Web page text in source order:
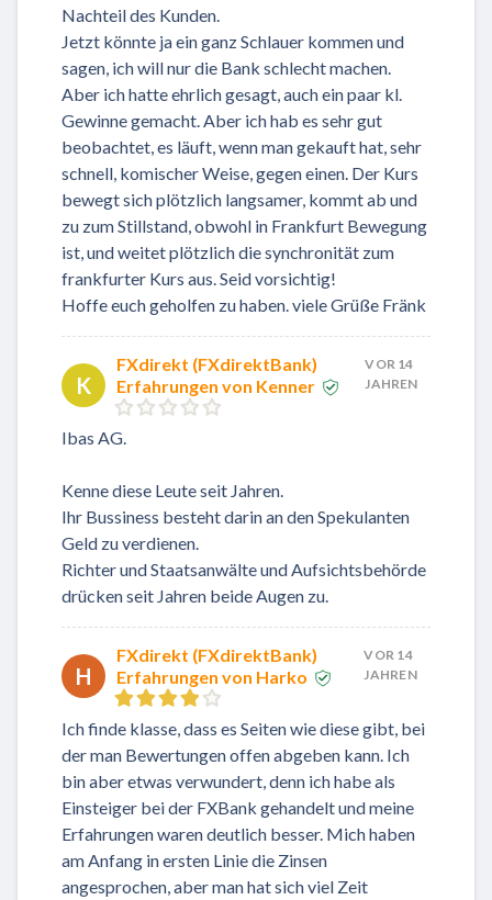
Nachteil des Kunden.
Jetzt könnte ja ein ganz Schlauer kommen und
sagen, ich will nur die Bank schlecht machen.
Aber ich hatte ehrlich gesagt, auch ein paar kl.
Gewinne gemacht. Aber ich hab es sehr gut
beobachtet, es läuft, wenn man gekauft hat, sehr
schnell, komischer Weise, gegen einen. Der Kurs
bewegt sich plötzlich langsamer, kommt ab und
zu zum Stillstand, obwohl in Frankfurt Bewegung
ist, und weitet plötzlich die synchronität zum
frankfurter Kurs aus. Seid vorsichtig!
Hoffe euch geholfen zu haben. viele Grüße Fränk
K
FXdirekt (FXdirektBank)
Erfahrungen von Kenner
VOR 14
JAHREN
Ibas AG.
Kenne diese Leute seit Jahren.
Ihr Bussiness besteht darin an den Spekulanten
Geld zu verdienen.
Richter und Staatsanwälte und Aufsichtsbehörde
drücken seit Jahren beide Augen zu.
H
FXdirekt (FXdirektBank)
Erfahrungen von Harko
VOR 14
JAHREN
Ich finde klasse, dass es Seiten wie diese gibt, bei
der man Bewertungen offen abgeben kann. Ich
bin aber etwas verwundert, denn ich habe als
Einsteiger bei der FXBank gehandelt und meine
Erfahrungen waren deutlich besser. Mich haben
am Anfang in ersten Linie die Zinsen
angesprochen, aber man hat sich viel Zeit